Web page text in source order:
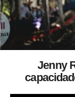
Jenny